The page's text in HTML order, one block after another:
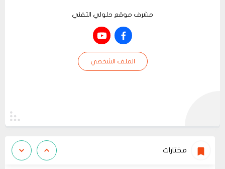
مشرف موقع حلولي التقني
الملف الشخصي
مختارات